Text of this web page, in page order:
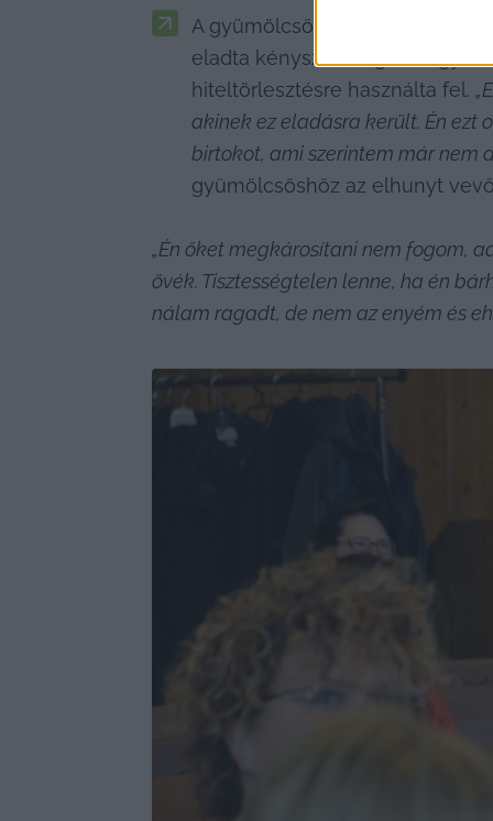
A gyümölcsössel kapcsolatban
eladta kényszerűségből,
hiteltörlesztésre használta fel.
akinek ez eladásra került. Én
birtokot, ami szerintem már nem
gyümölcsöshöz az elhunyt
„Én őket megkárosítani nem fogom,
övék. Tisztességtelen lenne, ha én
nálam ragadt, de nem az enyém és